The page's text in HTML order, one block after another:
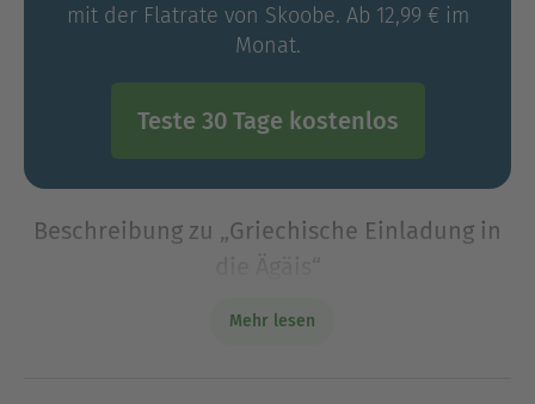
mit der Flatrate von Skoobe. Ab 12,99 € im
Monat.
Teste 30 Tage kostenlos
Beschreibung zu „Griechische Einladung in
Was wäre Griechenland ohne die Ägäis? Das Herz
Mehr lesen